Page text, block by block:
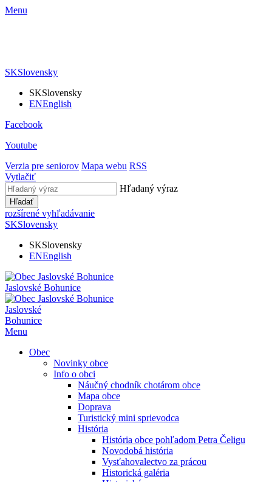
Menu
SKSlovensky
SKSlovensky
ENEnglish
Facebook
Youtube
Verzia pre seniorov Mapa webu RSS
Vytlačiť
Hľadaný výraz
Hľadať
rozšírené vyhľadávanie
SKSlovensky
SKSlovensky
ENEnglish
Jaslovské Bohunice
Jaslovské
Bohunice
Menu
Obec
Novinky obce
Info o obci
Náučný chodník chotárom obce
Mapa obce
Doprava
Turistický mini sprievodca
História
História obce pohľadom Petra Čeligu
Novodobá história
Vysťahovalectvo za prácou
Historická galéria